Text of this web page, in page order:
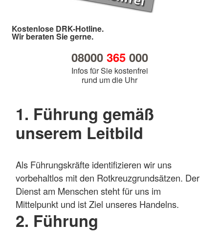
Kostenlose DRK-Hotline.
Wir beraten Sie gerne.
08000 365000
Infos für Sie kostenfrei
rund um die Uhr
1. Führung gemäß
unserem Leitbild
Als Führungskräfte identifizieren wir uns
vorbehaltlos mit den Rotkreuzgrundsätzen. Der
Dienst am Menschen steht für uns im
Mittelpunkt und ist Ziel unseres Handelns.
2. Führung